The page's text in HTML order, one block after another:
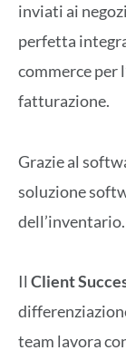
inviati ai
perfetta
commerce per
fatturazione.
Grazie al
soluzione
dell’inventario.
Il Client
team lavora